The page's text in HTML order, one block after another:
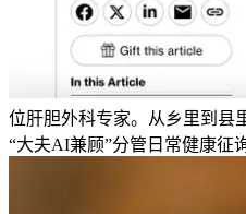
位肝胆外科专家。从乡里到县
“大夫AI兼顾”分管日常健康征